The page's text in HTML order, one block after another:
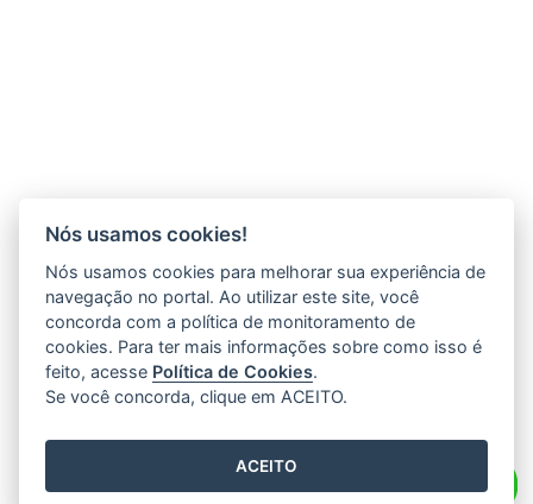
Nós usamos cookies!
Nós usamos cookies para melhorar sua experiência de
navegação no portal. Ao utilizar este site, você
concorda com a política de monitoramento de
cookies. Para ter mais informações sobre como isso é
feito, acesse Política de Cookies.
Se você concorda, clique em ACEITO.
ACEITO